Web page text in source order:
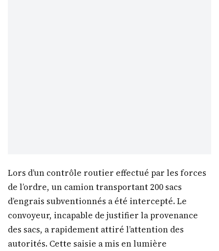
Lors d’un contrôle routier effectué par les forces
de l’ordre, un camion transportant 200 sacs
d’engrais subventionnés a été intercepté. Le
convoyeur, incapable de justifier la provenance
des sacs, a rapidement attiré l’attention des
autorités. Cette saisie a mis en lumière